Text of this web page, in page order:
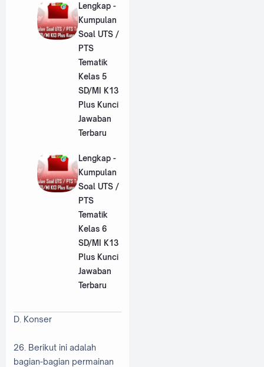
Lengkap -
Kumpulan
Soal UTS /
PTS
Tematik
Kelas 5
SD/MI K13
Plus Kunci
Jawaban
Terbaru
Lengkap -
Kumpulan
Soal UTS /
PTS
Tematik
Kelas 6
SD/MI K13
Plus Kunci
Jawaban
Terbaru
D. Konser
26. Berikut ini adalah
bagian-bagian permainan